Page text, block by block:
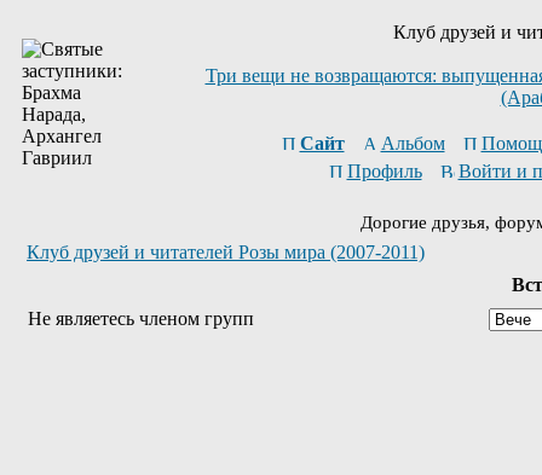
Клуб друзей и
Три вещи не возвращаются:
Сайт Альбом
Профиль
Войти и
Дорогие друзья,
Клуб друзей и читателей Розы мира (2007-2011)
Не являетесь членом групп